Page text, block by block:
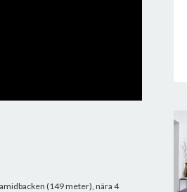
(149 meter), nära 4